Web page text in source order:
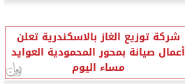
شركة توزيع الغاز بالاسكندرية تعلن
أعمال صيانة بمحور المحمودية العوايد
مساء اليوم